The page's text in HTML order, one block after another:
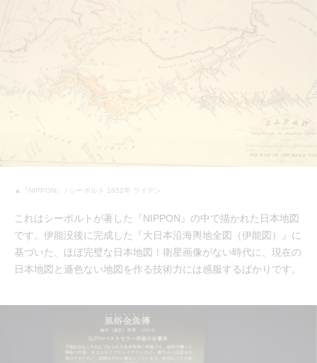
▲『NIPPON』 / シーボルト 1852年 ライデン
これはシーボルトが著した『NIPPON』の中で描かれた日本地図
です。伊能没後に完成した『大日本沿海輿地全図（伊能図）』に
基づいた、ほぼ完璧な日本地図！衛星画像がない時代に、現在の
日本地図と遜色ない地図を作る技術力には感服するばかりです。